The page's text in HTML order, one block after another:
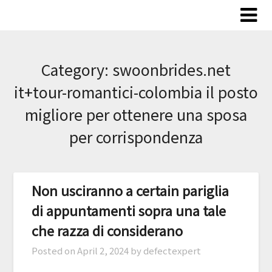
Category: swoonbrides.net
it+tour-romantici-colombia il posto
migliore per ottenere una sposa
per corrispondenza
Non usciranno a certain pariglia
di appuntamenti sopra una tale
che razza di considerano
Posted onApril 2, 2024 by defectexpert